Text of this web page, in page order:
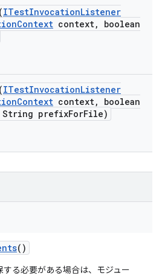
(ITestInvocationListener
Context context,
boolean
(ITestInvocationListener
Context context,
boolean
String prefixForFile)
()
る必要がある場合は、モジュー